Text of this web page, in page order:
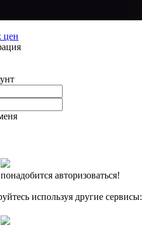
цен
авторизоваться!
используя другие сервисы: